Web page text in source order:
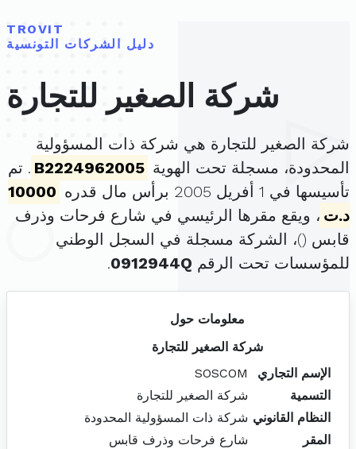
TROVIT
دليل الشركات التونسية
شركة الصغير للتجارة
شركة الصغير للتجارة هي شركة ذات المسؤولية
المحدودة، مسجلة تحت الهوية B2224962005 . تم
تأسيسها في 1 أفريل 2005 برأس مال قدره
10000
د.ت ، ويقع مقرها الرئيسي في شارع فرحات وذرف
قابس ()، الشركة مسجلة في السجل الوطني
للمؤسسات تحت الرقم 0912944Q
.
معلومات حول
شركة الصغير للتجارة
الإسم التجاري
SOSCOM
التسمية
شركة الصغير للتجارة
النظام القانوني شركة ذات المسؤولية المحدودة
المقر
شارع فرحات وذرف قابس